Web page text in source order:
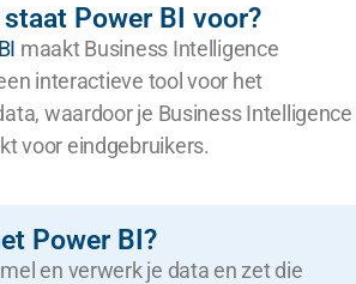
staat Power BI voor?
maakt Business Intelligence
interactieve tool voor het
waardoor je Business Intelligence
voor eindgebruikers.
Power BI?
en verwerk je data en zet die